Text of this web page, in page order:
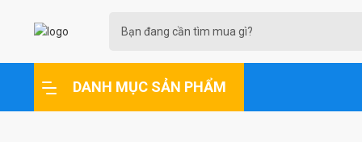
DANH MỤC SẢN PHẨM